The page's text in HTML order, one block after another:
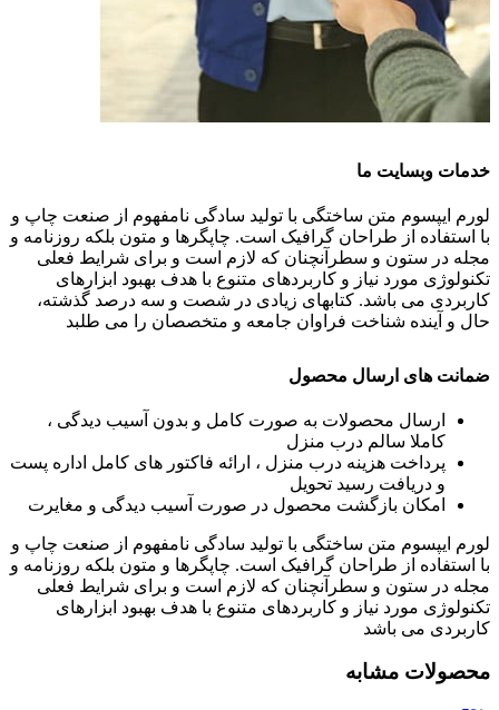
خدمات وبسایت ما
لورم ایپسوم متن ساختگی با تولید سادگی نامفهوم از صنعت چاپ و
با استفاده از طراحان گرافیک است. چاپگرها و متون بلکه روزنامه و
مجله در ستون و سطرآنچنان که لازم است و برای شرایط فعلی
تکنولوژی مورد نیاز و کاربردهای متنوع با هدف بهبود ابزارهای
کاربردی می باشد. کتابهای زیادی در شصت و سه درصد گذشته،
حال و آینده شناخت فراوان جامعه و متخصصان را می طلبد
ضمانت های ارسال محصول
ارسال محصولات به صورت کامل و بدون آسیب دیدگی ،
کاملا سالم درب منزل
پرداخت هزینه درب منزل ، ارائه فاکتور های کامل اداره پست
و دریافت رسید تحویل
امکان بازگشت محصول در صورت آسیب دیدگی و مغایرت
لورم ایپسوم متن ساختگی با تولید سادگی نامفهوم از صنعت چاپ و
با استفاده از طراحان گرافیک است. چاپگرها و متون بلکه روزنامه و
مجله در ستون و سطرآنچنان که لازم است و برای شرایط فعلی
تکنولوژی مورد نیاز و کاربردهای متنوع با هدف بهبود ابزارهای
کاربردی می باشد
محصولات مشابه